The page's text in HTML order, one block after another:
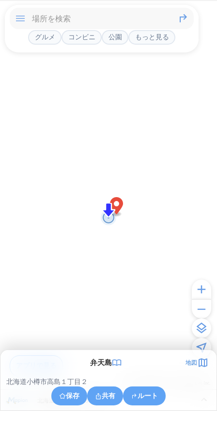
グルメ コンビニ 公園 もっと見る
弁天島 地図
北海道小樽市高島１丁目２
保存
共有 ルート
北海道小樽市手宮３丁目８